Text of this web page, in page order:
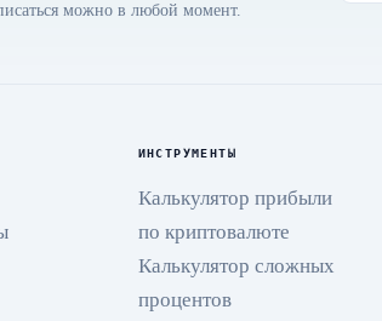
можно в любой момент.
ИНСТРУМЕНТЫ
Калькулятор прибыли
по криптовалюте
Калькулятор сложных
процентов